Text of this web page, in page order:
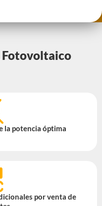
Fotovoltaico
la potencia óptima
por venta de